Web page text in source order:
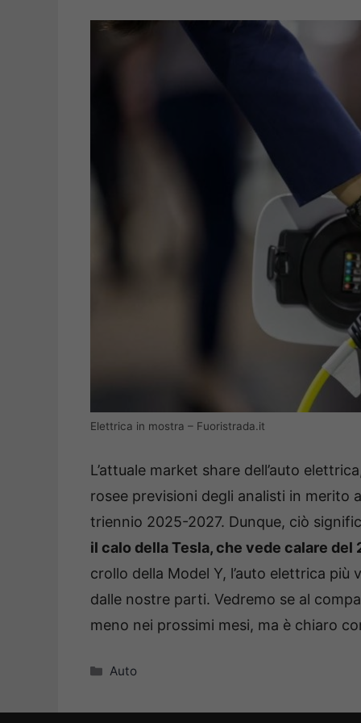
Elettrica in mostra – Fuoristrada.it
L’attuale market share dell’auto
rosee previsioni degli analisti in merito
triennio 2025-2027. Dunque, ciò
il calo della Tesla, che vede calare del
crollo della Model Y, l’auto elettrica
dalle nostre parti. Vedremo se al
meno nei prossimi mesi, ma è chiaro
Categorie
Auto